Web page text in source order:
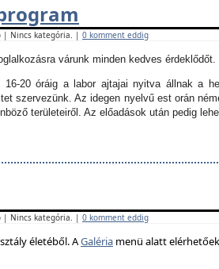
| Nincs kategória. | 0 komment eddig
várunk minden kedves érdeklődőt.
16-20 óráig a labor ajtajai nyitva állnak a
szervezünk. Az idegen nyelvű est orán
területeiről. Az előadások után pedig
| Nincs kategória. | 0 komment eddig
életéből. AGaléria menü alatt